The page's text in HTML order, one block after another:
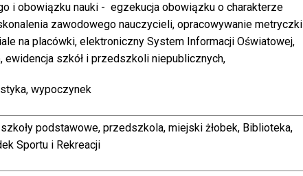
i obowiązku nauki - egzekucja obowiązku o charakterze
zawodowego nauczycieli, opracowywanie metryczki
na placówki, elektroniczny System Informacji Oświatowej,
ewidencja szkół i przedszkoli niepublicznych,
wypoczynek
podstawowe, przedszkola, miejski żłobek, Biblioteka,
Sportu i Rekreacji